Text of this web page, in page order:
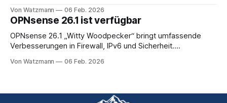
Heimnutzer, kleine Firmen oder Homelabs, die mehr als
einen einfachen Router brauchen.zenarmor+1 Was ist
OPNsense genau? OPNsense filtert Netzwerkverkehr,
blockt Bedrohungen und verteilt IPs
Von Watzmann 06 Feb. 2026
OPNsense 26.1 ist verfügbar
OPNsense 26.1 „Witty Woodpecker“ bringt umfassende
Verbesserungen in Firewall, IPv6 und Sicherheit.
Firewall-Regeln-GUI mit MVC/API-Support (ehemals
Inline-Inspektion-Modus „divert“ für Intrusion Prevention.
Von Watzmann 06 Feb. 2026